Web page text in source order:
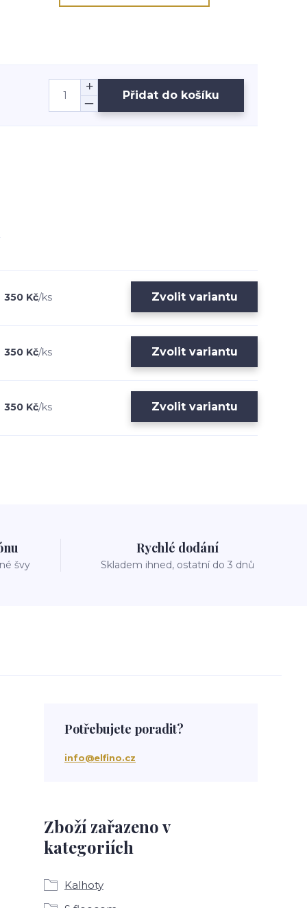
Přidat do košíku
350 Kč/ks Zvolit variantu
350 Kč/ks Zvolit variantu
350 Kč/ks Zvolit variantu
švy
Rychlé dodání
Skladem ihned, ostatní do 3 dnů
Zboží zařazeno v
kategoriích
Kalhoty
Potřebujete poradit?
info@elfino.cz